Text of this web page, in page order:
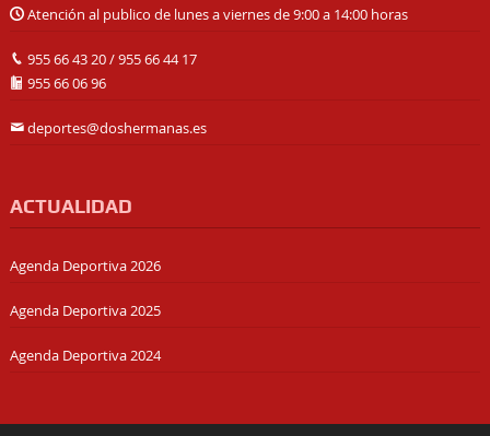
Atención al publico de lunes a viernes de 9:00 a 14:00 horas
955 66 43 20/955 66 44 17
955 66 06 96
deportes@doshermanas.es
ACTUALIDAD
Agenda Deportiva 2026
Agenda Deportiva 2025
Agenda Deportiva 2024